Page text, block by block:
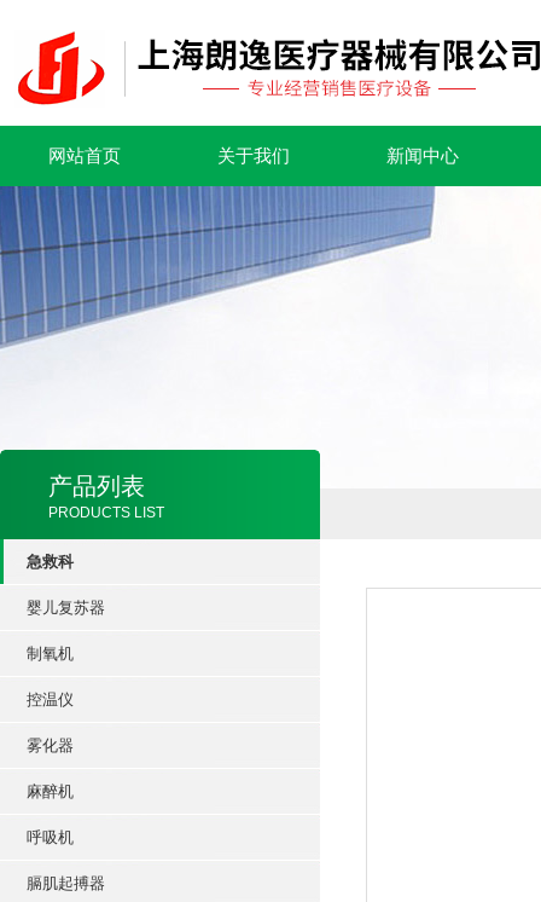
网站首页 关于我们 新闻中心
产品列表
PRODUCTS LIST
急救科
婴儿复苏器
制氧机
控温仪
雾化器
麻醉机
呼吸机
膈肌起搏器